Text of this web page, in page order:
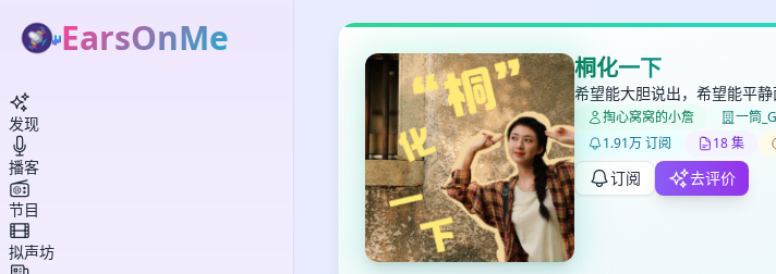
桐化一下
希望能大胆说出，希望能平
掏心窝窝的小詹 一筒
1.91万 订阅
18 集
订阅 去评价
打分
键盘下留人
删除确认
EarsOnMe
发现
播客
节目
拟声坊
加入播单